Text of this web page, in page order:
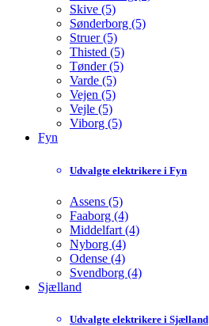
Skive (5)
Sønderborg (5)
Struer (5)
Thisted (5)
Tønder (5)
Varde (5)
Vejen (5)
Vejle (5)
Viborg (5)
Fyn
Udvalgte elektrikere i Fyn
Assens (5)
Faaborg (4)
Middelfart (4)
Nyborg (4)
Odense (4)
Svendborg (4)
Sjælland
Udvalgte elektrikere i Sjælland